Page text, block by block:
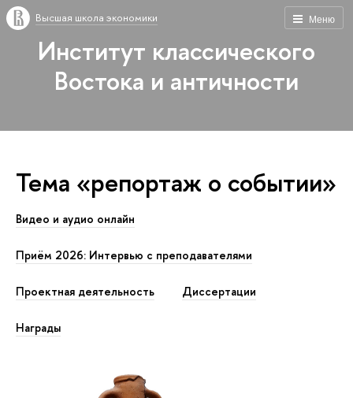
Меню
Высшая школа экономики
Институт классического
Востока и античности
Тема «репортаж о событии»
Видео и аудио онлайн
Приём 2026: Интервью с преподавателями
Проектная деятельность Диссертации
Награды